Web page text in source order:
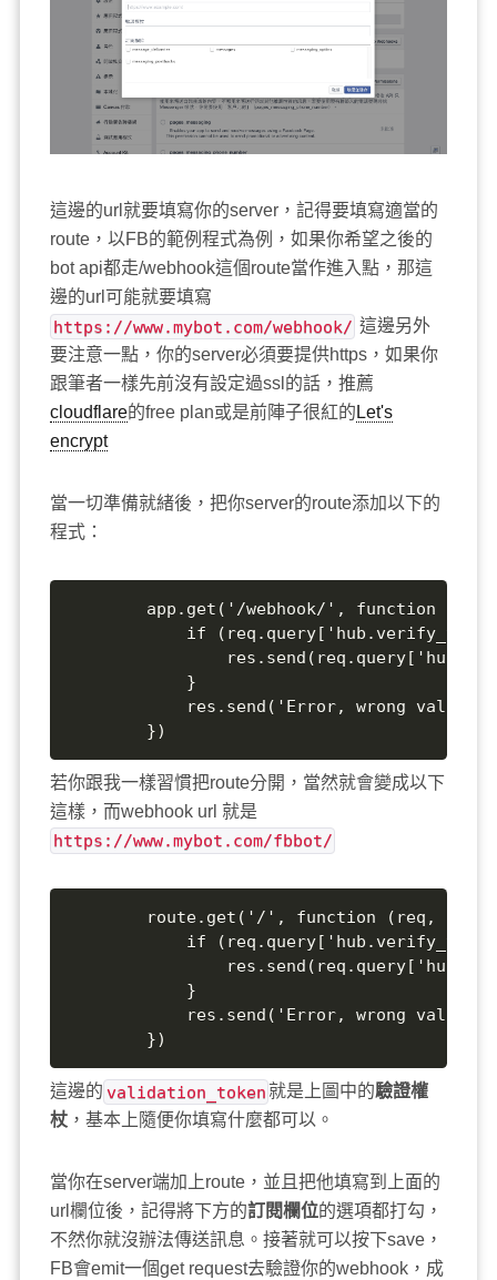
這邊的url就要填寫你的server，記得要填寫適當的
route，以FB的範例程式為例，如果你希望之後的
bot api都走/webhook這個route當作進入點，那這
邊的url可能就要填寫
https://www.mybot.com/webhook/ 這邊另外
要注意一點，你的server必須要提供https，如果你
跟筆者一樣先前沒有設定過ssl的話，推薦
cloudflare的free plan或是前陣子很紅的 Let's
encrypt
當一切準備就緒後，把你server的route添加以下的
程式：
		})
若你跟我一樣習慣把route分開，當然就會變成以下
這樣，而webhook url 就是
https://www.mybot.com/fbbot/
		})
這邊的 validation_token就是上圖中的驗證權
杖 ，基本上隨便你填寫什麼都可以。
當你在server端加上route，並且把他填寫到上面的
url欄位後，記得將下方的訂閱欄位的選項都打勾，
不然你就沒辦法傳送訊息。接著就可以按下save，
FB會emit一個get request去驗證你的webhook，成